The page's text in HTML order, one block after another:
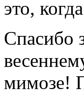
это,
Спасибо
мимозе!